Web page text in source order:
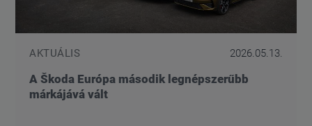
AKTUÁLIS 2026.05.13.
A Škoda Európa második legnépszerűbb
márkájává vált